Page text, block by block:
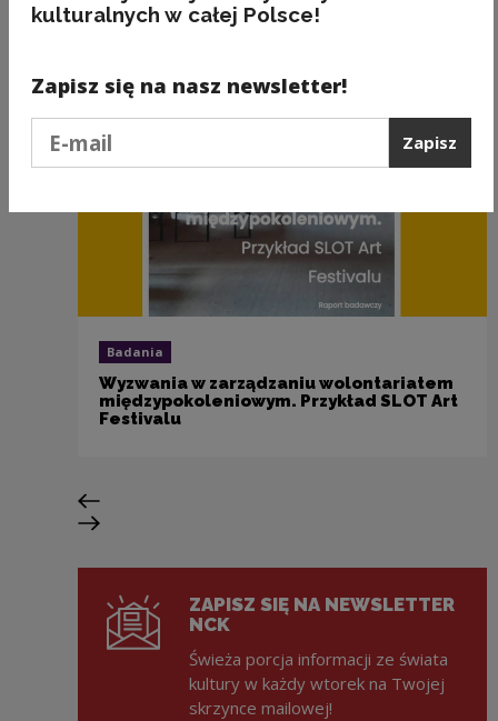
Badania
Wyzwania w zarządzaniu wolontariatem
międzypokoleniowym. Przykład SLOT Art
Festivalu
Poprzedni slajd
Następny slajd
ZAPISZ SIĘ NA NEWSLETTER
NCK
Świeża porcja informacji ze świata
kultury w każdy wtorek na Twojej
skrzynce mailowej!
kulturalnych w całej Polsce!
Zapisz się na nasz newsletter!
Zapisz